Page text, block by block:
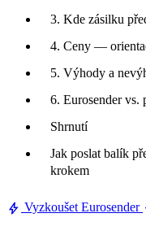
3. Kde zásilku
4. Ceny —
5. Výhody a
6. Eurosender vs.
Shrnutí
Jak poslat balík
krokem
bolt Vyzkoušet Eurosender